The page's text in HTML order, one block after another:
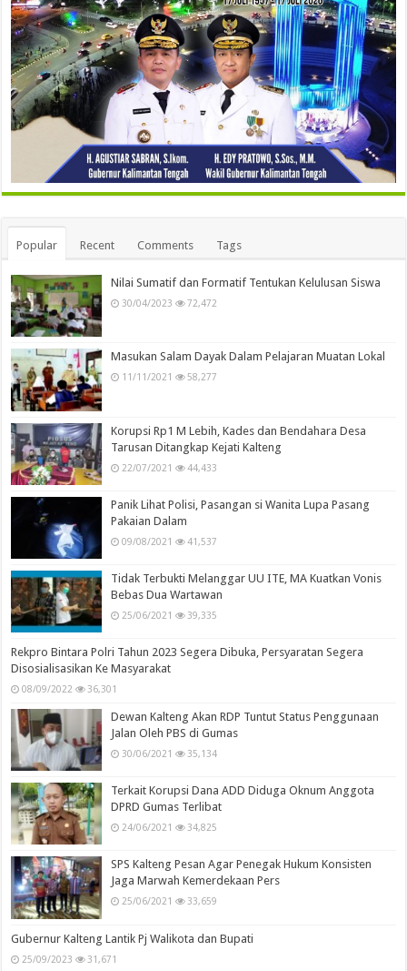
Popular Recent Comments Tags
Nilai Sumatif dan Formatif Tentukan Kelulusan Siswa
30/04/2023 72,472
Masukan Salam Dayak Dalam Pelajaran Muatan Lokal
11/11/2021 58,277
Korupsi Rp1 M Lebih, Kades dan Bendahara Desa
Tarusan Ditangkap Kejati Kalteng
22/07/2021 44,433
Panik Lihat Polisi, Pasangan si Wanita Lupa Pasang
Pakaian Dalam
09/08/2021 41,537
Tidak Terbukti Melanggar UU ITE, MA Kuatkan Vonis
Bebas Dua Wartawan
25/06/2021 39,335
Rekpro Bintara Polri Tahun 2023 Segera Dibuka, Persyaratan Segera
Disosialisasikan Ke Masyarakat
08/09/2022 36,301
Dewan Kalteng Akan RDP Tuntut Status Penggunaan
Jalan Oleh PBS di Gumas
30/06/2021 35,134
Terkait Korupsi Dana ADD Diduga Oknum Anggota
DPRD Gumas Terlibat
24/06/2021 34,825
SPS Kalteng Pesan Agar Penegak Hukum Konsisten
Jaga Marwah Kemerdekaan Pers
25/06/2021 33,659
Gubernur Kalteng Lantik Pj Walikota dan Bupati
25/09/2023 31,671